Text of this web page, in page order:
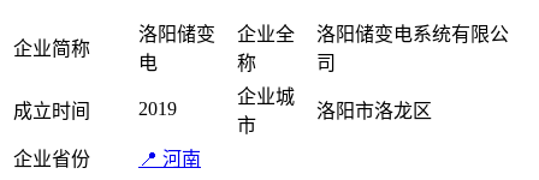
企业简称
洛阳储变
电
企业全
称
洛阳储变电系统有限公
司
成立时间 2019
企业城
市
洛阳市洛龙区
企业省份
📍 河南